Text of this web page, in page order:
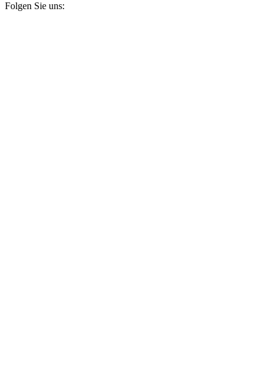
Folgen Sie uns: